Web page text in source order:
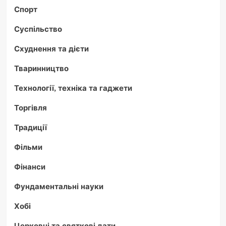
Спорт
Суспільство
Схуднення та дієти
Тваринництво
Технології, техніка та гаджети
Торгівля
Традиції
Фільми
Фінанси
Фундаментальні науки
Хобі